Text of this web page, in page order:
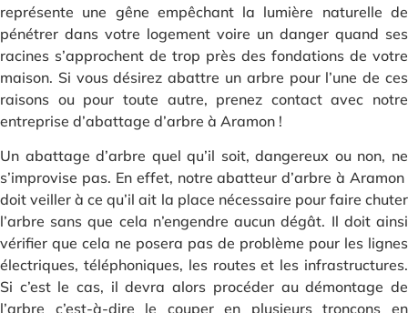
représente une gêne empêchant la lumière naturelle de
pénétrer dans votre logement voire un danger quand ses
racines s’approchent de trop près des fondations de votre
maison. Si vous désirez abattre un arbre pour l’une de ces
raisons ou pour toute autre, prenez contact avec notre
entreprise d’abattage d’arbre à Aramon !
Un abattage d’arbre quel qu’il soit, dangereux ou non, ne
s’improvise pas. En effet, notre abatteur d’arbre à Aramon
doit veiller à ce qu’il ait la place nécessaire pour faire chuter
l’arbre sans que cela n’engendre aucun dégât. Il doit ainsi
vérifier que cela ne posera pas de problème pour les lignes
électriques, téléphoniques, les routes et les infrastructures.
Si c’est le cas, il devra alors procéder au démontage de
l’arbre c’est-à-dire le couper en plusieurs tronçons en